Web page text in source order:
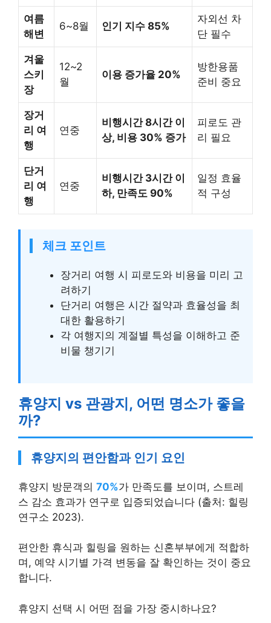
여름
해변
6~8월 인기 지수 85%
자외선 차
단 필수
겨울
스키
장
12~2
월
이용 증가율 20%
방한용품
준비 중요
장거
리 여
행
연중
비행시간 8시간 이
상, 비용 30% 증가
피로도 관
리 필요
단거
리 여
행
연중
비행시간 3시간 이
하, 만족도 90%
일정 효율
적 구성
체크 포인트
장거리 여행 시 피로도와 비용을 미리 고
려하기
단거리 여행은 시간 절약과 효율성을 최
대한 활용하기
각 여행지의 계절별 특성을 이해하고 준
비물 챙기기
휴양지 vs 관광지, 어떤 명소가 좋을
까?
휴양지의 편안함과 인기 요인
휴양지 방문객의 70%가 만족도를 보이며, 스트레
스 감소 효과가 연구로 입증되었습니다 (출처: 힐링
연구소 2023).
편안한 휴식과 힐링을 원하는 신혼부부에게 적합하
며, 예약 시기별 가격 변동을 잘 확인하는 것이 중요
합니다.
휴양지 선택 시 어떤 점을 가장 중시하나요?